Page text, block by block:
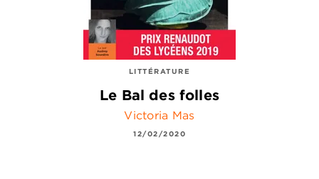
LITTÉRATURE
Le Bal des folles
Victoria Mas
12/02/2020